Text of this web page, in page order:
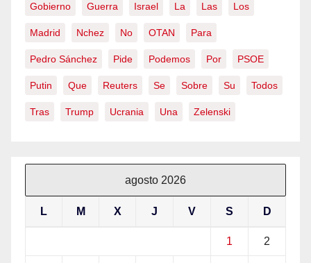
Gobierno Guerra Israel La Las Los
Madrid Nchez No OTAN Para
Pedro Sánchez Pide Podemos Por PSOE
Putin Que Reuters Se Sobre Su Todos
Tras Trump Ucrania Una Zelenski
agosto 2026
L M X J V S D
1 2